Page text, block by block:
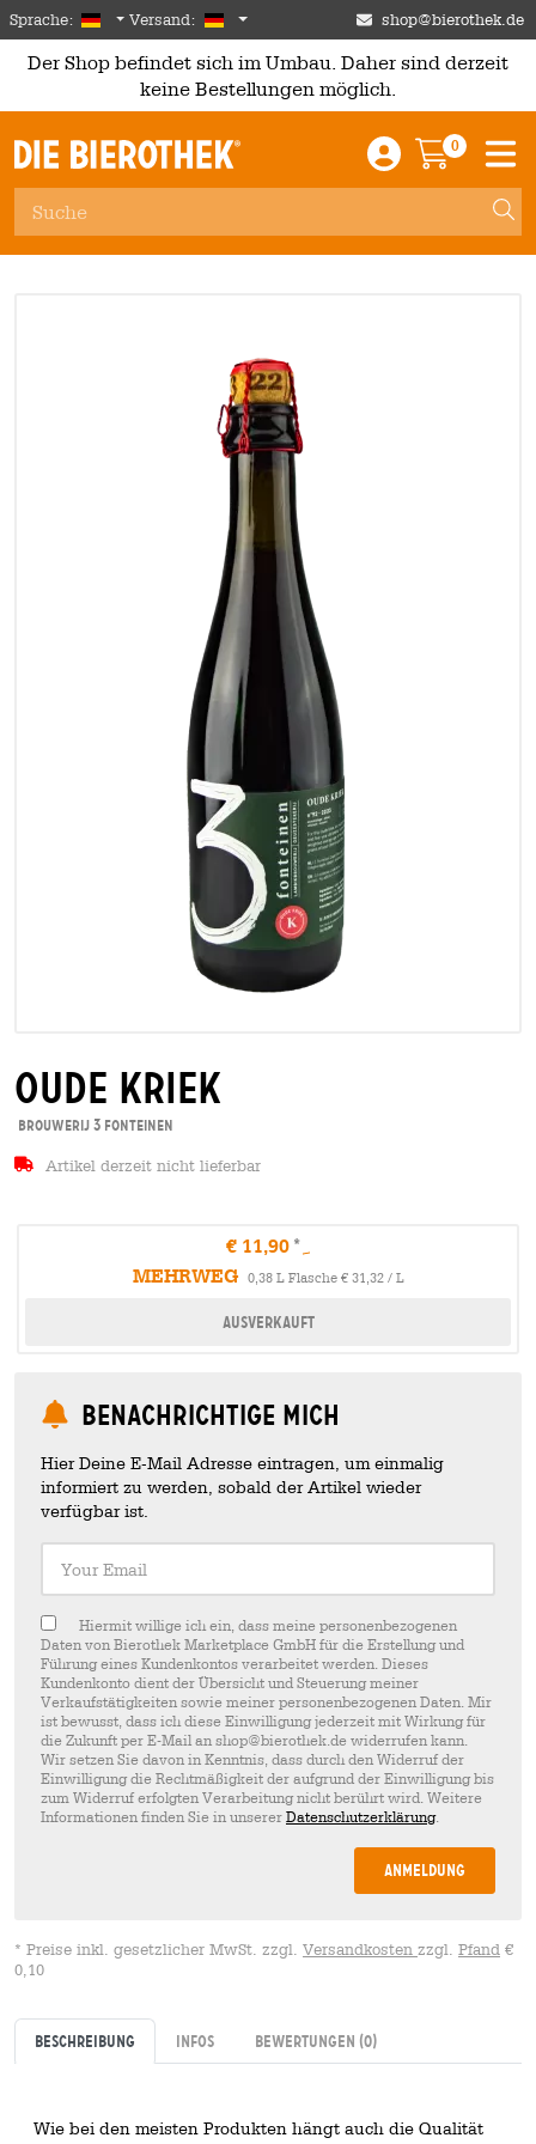
Skip to main content
Sprache: German
Versand: Deutschland shop@bierothek.de
Der Shop befindet sich im Umbau. Daher sind derzeit
keine Bestellungen möglich.
Einloggen /
0
oude kriek
Brouwerij 3 Fonteinen
Artikel derzeit nicht lieferbar
€ 11,90
MEHRWEG
0,38 L Flasche € 31,32 / L
Ausverkauft
Benachrichtige mich
Hier Deine E-Mail Adresse eintragen, um einmalig
informiert zu werden, sobald der Artikel wieder
verfügbar ist.
Hiermit willige ich ein, dass meine personenbezogenen
Daten von Bierothek Marketplace GmbH für die Erstellung und
Führung eines Kundenkontos verarbeitet werden. Dieses
Kundenkonto dient der Übersicht und Steuerung meiner
Verkaufstätigkeiten sowie meiner personenbezogenen Daten. Mir
ist bewusst, dass ich diese Einwilligung jederzeit mit Wirkung für
die Zukunft per E-Mail an shop@bierothek.de widerrufen kann.
Wir setzen Sie davon in Kenntnis, dass durch den Widerruf der
Einwilligung die Rechtmäßigkeit der aufgrund der Einwilligung bis
zum Widerruf erfolgten Verarbeitung nicht berührt wird. Weitere
Informationen finden Sie in unserer Datenschutzerklärung.
Anmeldung
* Preise inkl. gesetzlicher MwSt. zzgl. Versandkosten zzgl. Pfand €
0,10
Beschreibung Infos Bewertungen (0)
Wie bei den meisten Produkten hängt auch die Qualität